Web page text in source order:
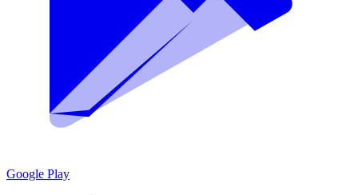
Google Play